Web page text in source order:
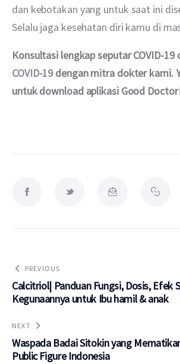
dan kebotakan yang untuk saat ini
Selalu jaga kesehatan diri kamu di
Konsultasi lengkap seputar COVID-19
COVID-19 dengan mitra dokter kami.
untuk download aplikasi Good
PREVIOUS
Calcitriol| Panduan Fungsi, Dosis, Efek
Kegunaannya untuk Ibu hamil & anak
NEXT
Waspada Badai Sitokin yang
Public Figure Indonesia